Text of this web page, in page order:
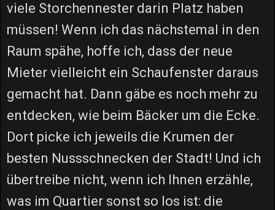
viele Storchennester darin Platz haben
müssen! Wenn ich das nächstemal in den
Raum spähe, hoffe ich, dass der neue
Mieter vielleicht ein Schaufenster daraus
gemacht hat. Dann gäbe es noch mehr zu
entdecken, wie beim Bäcker um die Ecke.
Dort picke ich jeweils die Krumen der
besten Nussschnecken der Stadt! Und ich
übertreibe nicht, wenn ich Ihnen erzähle,
was im Quartier sonst so los ist: die